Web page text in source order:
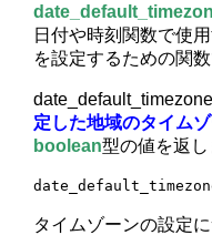
日付や時刻関数で使
を設定するための関数
定した地域のタイム
boolean型の値を返し
タイムゾーンの設定